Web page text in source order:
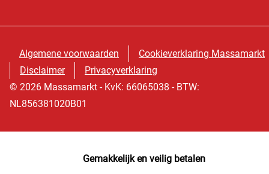
Algemene voorwaarden
Cookieverklaring Massamarkt
Disclaimer
Privacyverklaring
© 2026 Massamarkt - KvK: 66065038 - BTW:
NL856381020B01
Gemakkelijk en veilig betalen